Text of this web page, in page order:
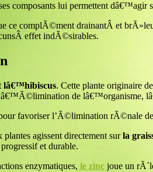
composants lui permettent dâ€™agir
complÃ©ment drainantÂ et
effet indÃ©sirables.
lâ€™hibiscus. Cette plante originaire
de lâ€™organisme,
favoriser l’Ã©limination rÃ©nale de
plantes agissent directement surla
et durable.
enzymatiques, le zinc joue un